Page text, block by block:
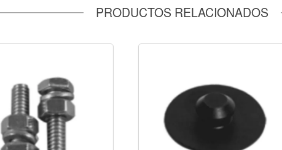
IR A COMPRAR
PRODUCTOS RELACIONADOS